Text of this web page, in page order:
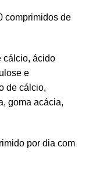
comprimidos de
cálcio, ácido
e
de cálcio,
goma acácia,
por dia com